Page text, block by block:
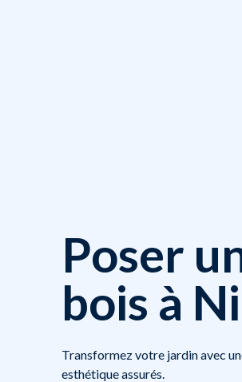
Poser
bois à
Transformez votre jardin avec
esthétique assurés.